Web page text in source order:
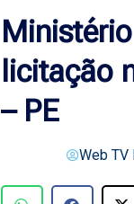
licitação
– PE
Web TV